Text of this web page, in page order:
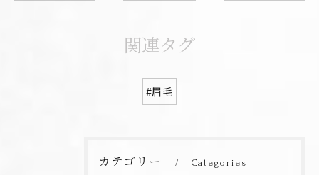
関連タグ
#眉毛
カテゴリー Categories